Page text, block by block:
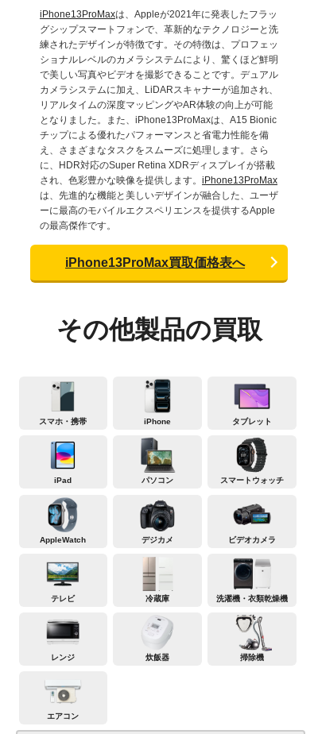
iPhone13ProMaxは、Appleが2021年に発表したフラッ
グシップスマートフォンで、革新的なテクノロジーと洗
練されたデザインが特徴です。その特徴は、プロフェッ
ショナルレベルのカメラシステムにより、驚くほど鮮明
で美しい写真やビデオを撮影できることです。デュアル
カメラシステムに加え、LiDARスキャナーが追加され、
リアルタイムの深度マッピングやAR体験の向上が可能
となりました。また、iPhone13ProMaxは、A15 Bionic
チップによる優れたパフォーマンスと省電力性能を備
え、さまざまなタスクをスムーズに処理します。さら
に、HDR対応のSuper Retina XDRディスプレイが搭載
され、色彩豊かな映像を提供します。 iPhone13ProMax
は、先進的な機能と美しいデザインが融合した、ユーザ
ーに最高のモバイルエクスペリエンスを提供するApple
の最高傑作です。
iPhone13ProMax買取価格表へ
その他製品の買取
スマホ・携帯 iPhone タブレット
iPad パソコン スマートウォッチ
AppleWatch デジカメ ビデオカメラ
テレビ 冷蔵庫 洗濯機・衣類乾燥機
レンジ 炊飯器 掃除機
エアコン